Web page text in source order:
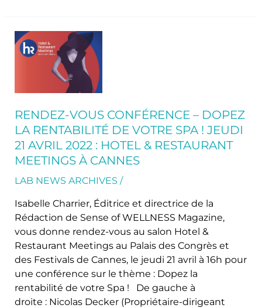
RENDEZ-VOUS CONFÉRENCE – DOPEZ
LA RENTABILITÉ DE VOTRE SPA ! JEUDI
21 AVRIL 2022 : HOTEL & RESTAURANT
MEETINGS À CANNES
LAB NEWS ARCHIVES /
Isabelle Charrier, Éditrice et directrice de la
Rédaction de Sense of WELLNESS Magazine,
vous donne rendez-vous au salon Hotel &
Restaurant Meetings au Palais des Congrès et
des Festivals de Cannes, le jeudi 21 avril à 16h pour
une conférence sur le thème : Dopez la
rentabilité de votre Spa ! De gauche à
droite : Nicolas Decker (Propriétaire-dirigeant
Rendez-
vous
Conférence
DOPEZ
RENTABILITÉ
DE
VOTRE
SPA !
Jeudi
avril
2022 : Hotel
&
Restaurant
Meetings
à
Cannes